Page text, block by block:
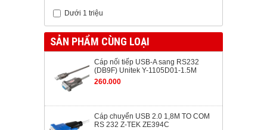
Dưới 1 triệu
SẢN PHẨM CÙNG LOẠI
Cáp nối tiếp USB-A sang RS232
(DB9F) Unitek Y-1105D01-1.5M
260.000
Cáp chuyển USB 2.0 1,8M TO COM
RS 232 Z-TEK ZE394C